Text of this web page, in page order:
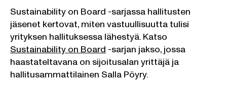
Sustainability on Board -sarjassa hallitusten
jäsenet kertovat, miten vastuullisuutta tulisi
yrityksen hallituksessa lähestyä. Katso
Sustainability on Board -sarjan jakso, jossa
haastateltavana on sijoitusalan yrittäjä ja
hallitusammattilainen Salla Pöyry.